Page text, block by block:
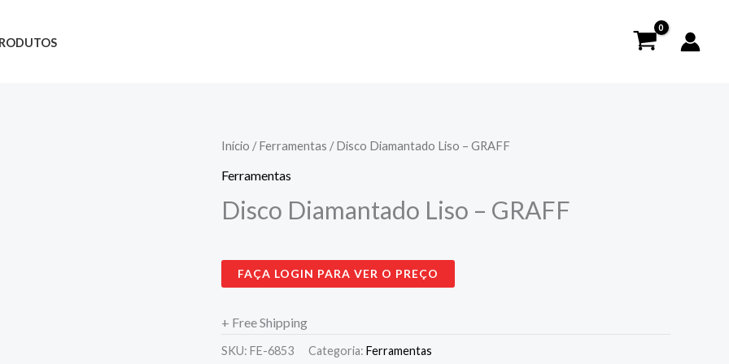
Início /Ferramentas / Disco Diamantado Liso – GRAFF
Ferramentas
Disco Diamantado Liso – GRAFF
FAÇA LOGIN PARA VER O PREÇO
+ Free Shipping
SKU: FE-6853 Categoria: Ferramentas